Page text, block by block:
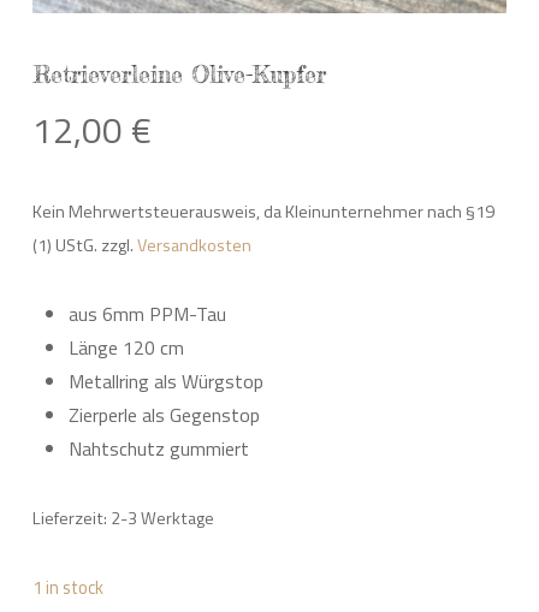
Retrieverleine Olive-Kupfer
12,00€
Kein Mehrwertsteuerausweis, da Kleinunternehmer nach §19
(1) UStG. zzgl.Versandkosten
aus 6mm PPM-Tau
Länge 120 cm
Metallring als Würgstop
Zierperle als Gegenstop
Nahtschutz gummiert
Lieferzeit: 2-3 Werktage
1 in stock